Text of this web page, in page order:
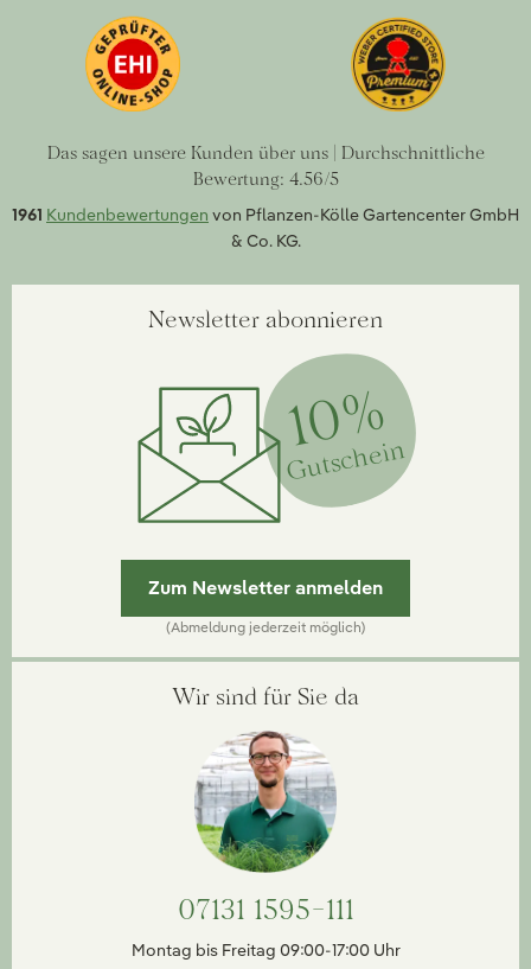
Das sagen unsere Kunden über uns | Durchschnittliche
Bewertung: 4.56/5
1961 Kundenbewertungen von Pflanzen-Kölle Gartencenter GmbH
& Co. KG.
Newsletter abonnieren
10%
Gutschein
Zum Newsletter anmelden
(Abmeldung jederzeit möglich)
Wir sind für Sie da
07131 1595-111
Montag bis Freitag 09:00-17:00 Uhr